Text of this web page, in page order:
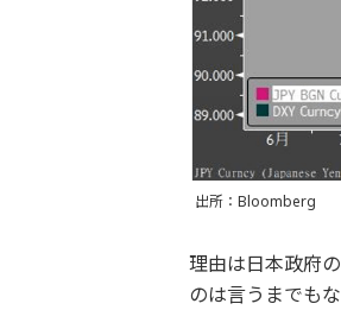
出所：Bloomberg
理由は日本政府
のは言うまでも